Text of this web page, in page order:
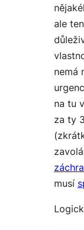
ale
nemá
na tu
za ty
musí